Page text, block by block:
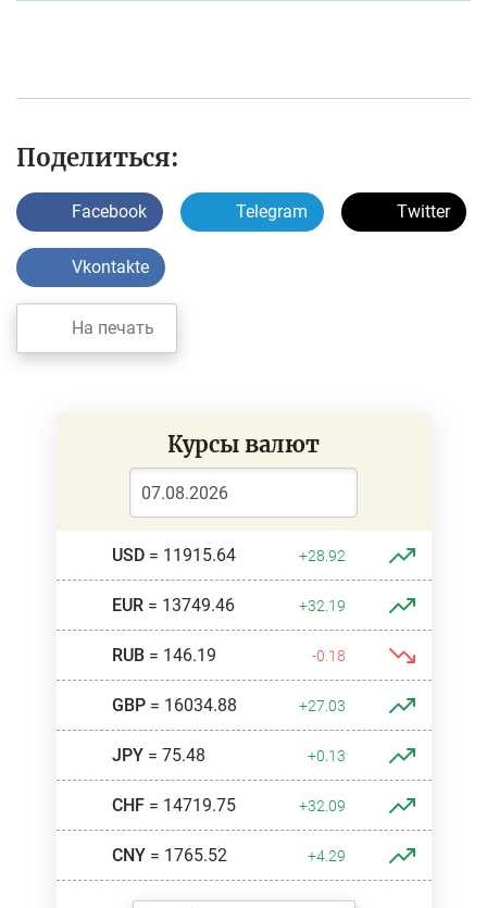
Поделиться:
Facebook Telegram Twitter
Vkontakte
На печать
Курсы валют
USD= 11915.64 +28.92
EUR= 13749.46 +32.19
RUB= 146.19 -0.18
GBP= 16034.88 +27.03
JPY= 75.48 +0.13
CHF= 14719.75 +32.09
CNY= 1765.52 +4.29